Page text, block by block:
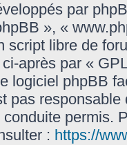
par
», «
script libre de
après par «
logiciel phpBB
pas
permis.
: https://